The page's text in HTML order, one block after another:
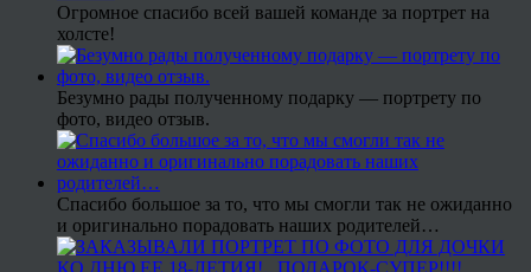
Огромное спасибо всей вашей команде за портрет на
холсте!
Безумно рады полученному подарку — портрету по
фото, видео отзыв.
Спасибо большое за то, что мы смогли так не ожиданно
и оригинально порадовать наших родителей…